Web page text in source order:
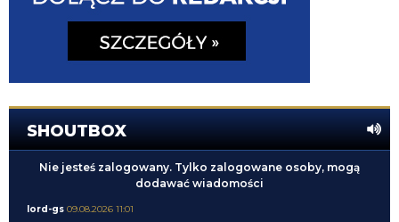
SHOUTBOX
Nie jesteś zalogowany. Tylko zalogowane osoby, mogą
dodawać wiadomości
lord-gs 09.08.2026 11:01